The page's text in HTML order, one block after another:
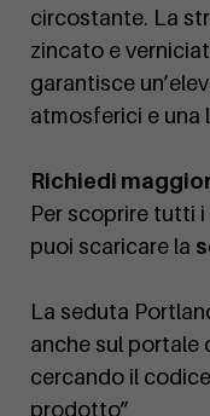
circostante. La
zincato e
garantisce
atmosferici e una
Richiedi
Per scoprire tutti
puoi scaricare la
La seduta
anche sul portale
cercando il
prodotto”